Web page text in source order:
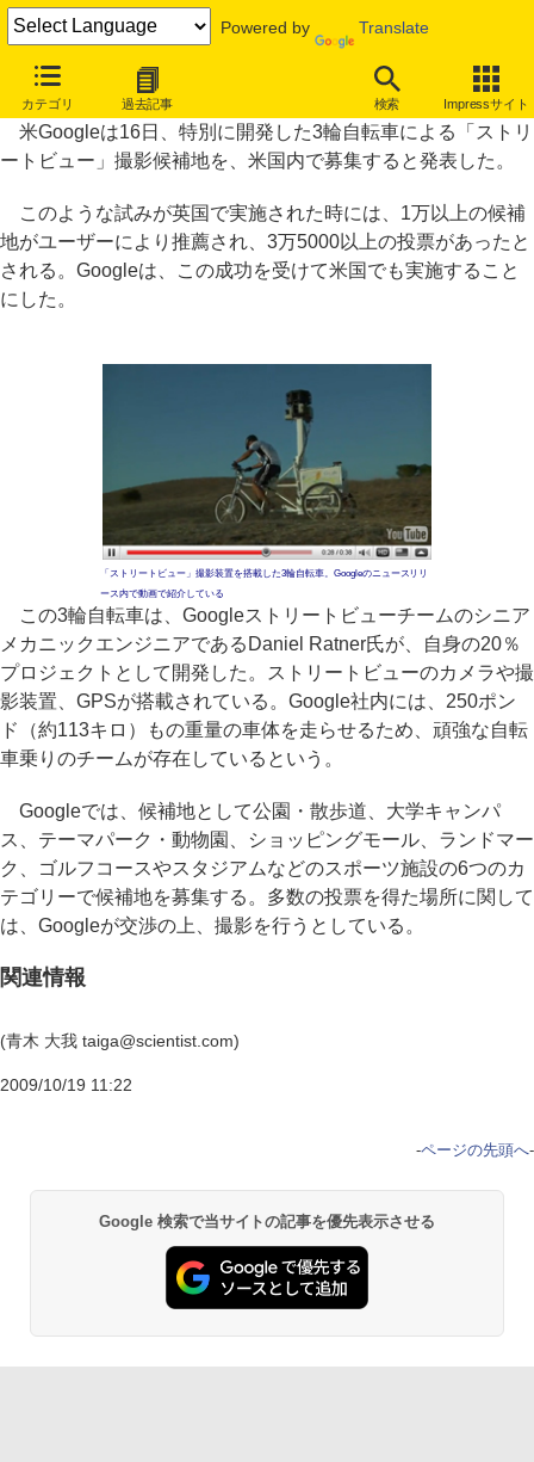
Powered by Translate
カテゴリ 過去記事 検索 Impressサイト
3輪車による「ストリートビュー」撮影候補地、米国内で募集
米Googleは16日、特別に開発した3輪自転車による「ストリ
ートビュー」撮影候補地を、米国内で募集すると発表した。
このような試みが英国で実施された時には、1万以上の候補
地がユーザーにより推薦され、3万5000以上の投票があったと
される。Googleは、この成功を受けて米国でも実施すること
にした。
「ストリートビュー」撮影装置を搭載した3輪自転車。Googleのニュースリリ
ース内で動画で紹介している
この3輪自転車は、Googleストリートビューチームのシニア
メカニックエンジニアであるDaniel Ratner氏が、自身の20％
プロジェクトとして開発した。ストリートビューのカメラや撮
影装置、GPSが搭載されている。Google社内には、250ポン
ド（約113キロ）もの重量の車体を走らせるため、頑強な自転
車乗りのチームが存在しているという。
Googleでは、候補地として公園・散歩道、大学キャンパ
ス、テーマパーク・動物園、ショッピングモール、ランドマー
ク、ゴルフコースやスタジアムなどのスポーツ施設の6つのカ
テゴリーで候補地を募集する。多数の投票を得た場所に関して
は、Googleが交渉の上、撮影を行うとしている。
関連情報
(青木 大我 taiga@scientist.com)
2009/10/19 11:22
-ページの先頭へ-
Google 検索で当サイトの記事を優先表示させる